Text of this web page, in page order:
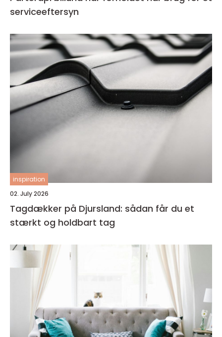
serviceeftersyn
inspiration
02. July 2026
Tagdækker på Djursland: sådan får du et
stærkt og holdbart tag